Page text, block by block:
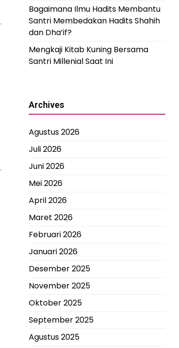
Bagaimana Ilmu Hadits Membantu
Santri Membedakan Hadits Shahih
dan Dha’if?
Mengkaji Kitab Kuning Bersama
Santri Millenial Saat Ini
Archives
Agustus 2026
Juli 2026
Juni 2026
Mei 2026
April 2026
Maret 2026
Februari 2026
Januari 2026
Desember 2025
November 2025
Oktober 2025
September 2025
Agustus 2025